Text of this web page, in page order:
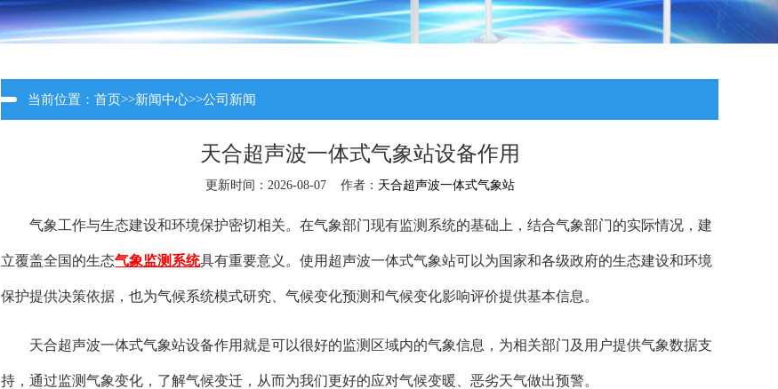
当前位置：首页>>新闻中心>>公司新闻
天合超声波一体式气象站设备作用
更新时间：2026-08-07 作者： 天合超声波一体式气象站
气象工作与生态建设和环境保护密切相关。在气象部门现有监测系统的基础上，结合气象部门的实际情况，建
立覆盖全国的生态气象监测系统具有重要意义。使用超声波一体式气象站可以为国家和各级政府的生态建设和环境
保护提供决策依据，也为气候系统模式研究、气候变化预测和气候变化影响评价提供基本信息。
天合超声波一体式气象站设备作用就是可以很好的监测区域内的气象信息，为相关部门及用户提供气象数据支
持，通过监测气象变化，了解气候变迁，从而为我们更好的应对气候变暖、恶劣天气做出预警。